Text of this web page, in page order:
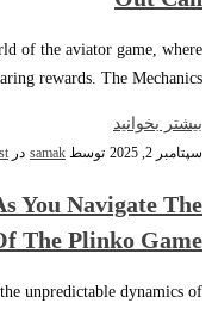
of the aviator game, where
rewards. The Mechanics…
بیشتر بخوانید
سپتامبر 2, 2025 توسط samak در
You Navigate The
The Plinko Game.
unpredictable dynamics of